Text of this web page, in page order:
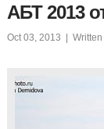
АБТ 2013
Oct 03, 2013 |